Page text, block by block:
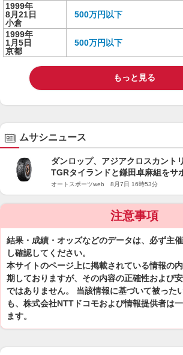
1999年
8月21日
小倉
500万円以下
1999年
1月5日
京都
500万円以下
もっと見る
ムサシニュース
ダンロップ、アジアクロスカント
TGRタイランドと鎌田卓麻組をサ
オートスポーツweb 8月7日 16時53分
注意事項
結果・成績・オッズなどのデータは、必ず主
し確認してください。
本サイトのページ上に掲載されている情報の
期しておりますが、その内容の正確性および
ではありません。 当該情報に基づいて被った
も、株式会社NTTドコモおよび情報提供者は
ます。